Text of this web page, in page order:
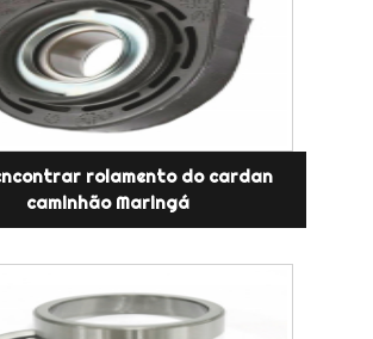
rolamento do cardan
caminhão Maringá